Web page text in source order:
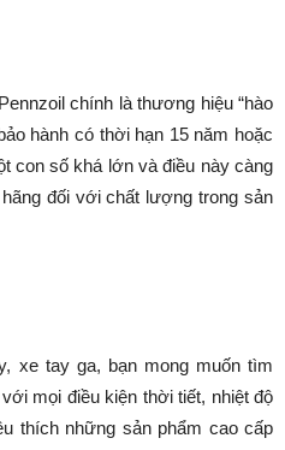
chính là thương hiệu “hào
hành có thời hạn 15 năm hoặc
con số khá lớn và điều này càng
đối với chất lượng trong sản
xe tay ga, bạn mong muốn tìm
mọi điều kiện thời tiết, nhiệt độ
thích những sản phẩm cao cấp